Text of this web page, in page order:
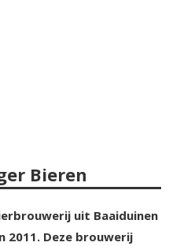
Bieren
uit Baaiduinen
2011. Deze brouwerij